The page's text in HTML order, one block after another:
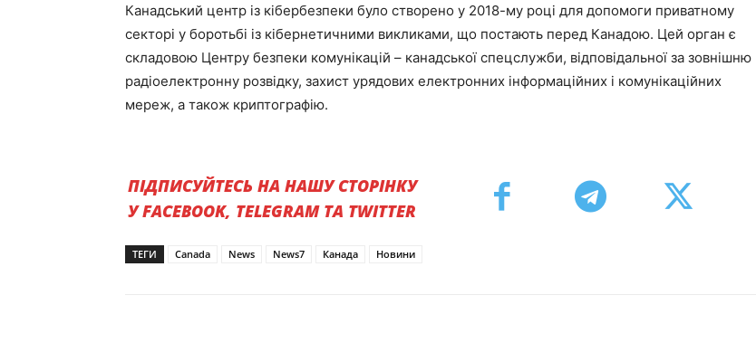
Канадський центр із кібербезпеки було створено у 2018-му році для допомоги приватному
секторі у боротьбі із кібернетичними викликами, що постають перед Канадою. Цей орган є
складовою Центру безпеки комунікацій – канадської спецслужби, відповідальної за зовнішню
радіоелектронну розвідку, захист урядових електронних інформаційних і комунікаційних
мереж, а також криптографію.
ПІДПИСУЙТЕСЬ НА НАШУ СТОРІНКУ
У FACEBOOK, TELEGRAM ТА TWITTER
ТЕГИ Canada News News7 Канада Новини